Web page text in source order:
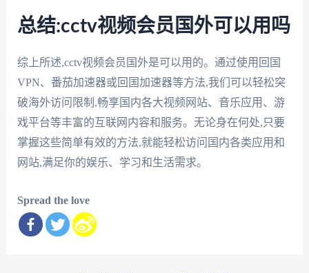
总结:cctv视频会员国外可以用吗
综上所述,cctv视频会员国外是可以用的。通过使用回国
VPN、番茄加速器或回国加速器等方法,我们可以轻松突
破海外访问限制,畅享国内各大视频网站、音乐应用、游
戏平台等丰富的互联网内容和服务。无论身在何处,只要
掌握这些简单有效的方法,就能轻松访问国内各类应用和
网站,满足你的娱乐、学习和生活需求。
Spread the love